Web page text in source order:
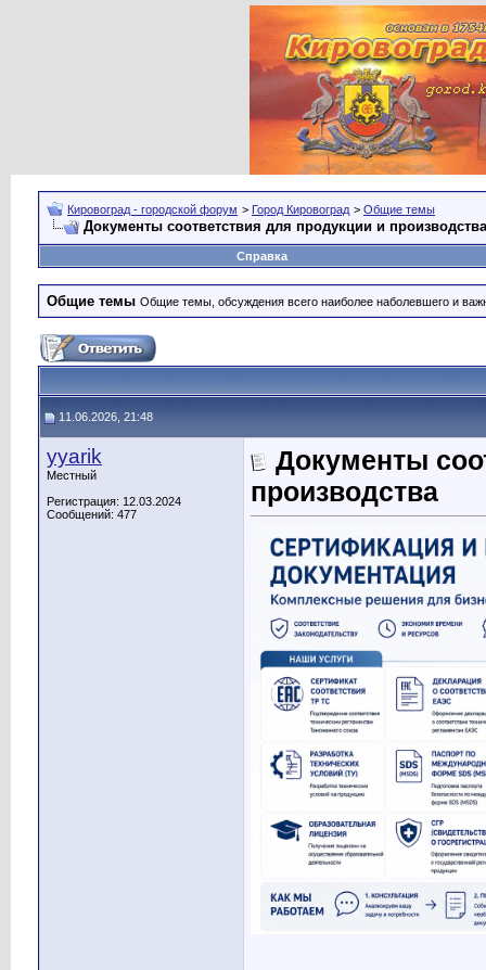
Кировоград - городской форум > Город Кировоград > Общие темы
Документы соответствия для продукции и производства
Справка
Общие темы Общие темы, обсуждения всего наиболее наболевшего и
11.06.2026, 21:48
yyarik
Местный
Регистрация: 12.03.2024
Сообщений: 477
Документы
производства